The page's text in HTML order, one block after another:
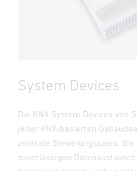
System Devices
Die KNX System Devices von
jeder KNX-basierten
zentrale Steuerungsbasis.
zuverlässigen